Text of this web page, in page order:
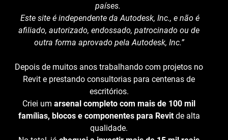
países.
Este site é independente da Autodesk, Inc., e não é
afiliado, autorizado, endossado, patrocinado ou de
outra forma aprovado pela Autodesk, Inc.”
Depois de muitos anos trabalhando com projetos no
Revit e prestando consultorias para centenas de
escritórios.
Criei um arsenal completo com mais de 100 mil
famílias, blocos e componentes para Revitde alta
qualidade.